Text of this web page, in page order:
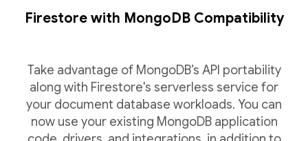
Firestore with MongoDB Compatibility
Take advantage of MongoDB’s API portability
along with Firestore's serverless service for
your document database workloads. You can
now use your existing MongoDB application